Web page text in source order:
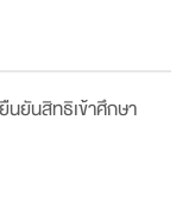
นยันสิทธิเข้าศึกษา